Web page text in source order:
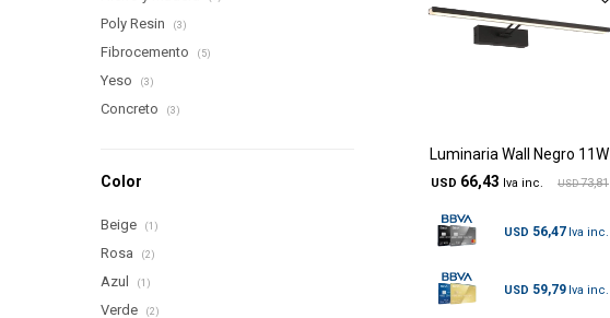
Luminaria Wall Negro 11W
USD 66,43 USD 73,81
USD 56,47
USD 59,79
Poly Resin (3)
Fibrocemento (5)
Yeso (3)
Concreto (3)
Color
Beige (1)
Rosa (2)
Azul (1)
Verde (2)